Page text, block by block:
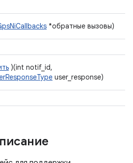
*обратные вызовы)
)(int notif_id,
user_response)